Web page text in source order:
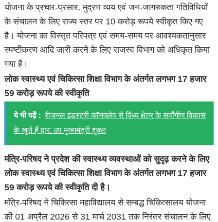
योजना के प्रचार-प्रसार, मुद्रण व्यय एवं जन-जागरुकता गतिविधियों
के संचालन के लिए राज्य स्तर पर 10 करोड़ रूपये स्वीकृत किए गए
है। योजना का विस्तृत परिपत्र एवं समय-समय पर आवश्यकतानुसार
स्पष्टीकरण आदि जारी करने के लिए राजस्व विभाग को अधिकृत किया
गया है।
लोक स्वास्थ्य एवं चिकित्सा शिक्षा विभाग के अंतर्गत लगभग 17 हजार
59 करोड़ रूपये की स्वीकृति
ये भी पढ़ें : रीजनल इंडस्ट्री कॉनक्लेव से विंध्य क्षेत्र के सर्वांगीण विकास
के खुले हैं द्वार: उप मुख्यमंत्री शुक्ल
मंत्रि-परिषद ने प्रदेश की स्वास्थ्य व्यवस्थाओं को सुदृढ़ करने के लिए
लोक स्वास्थ्य एवं चिकित्सा शिक्षा विभाग के अंतर्गत लगभग 17 हजार
59 करोड़ रूपये की स्वीकृति दी है।
मंत्रि-परिषद ने चिकित्सा महाविद्यालय से सम्बद्ध चिकित्सालय योजना
की 01 अप्रैल 2026 से 31 मार्च 2031 तक निरंतर संचालन के लिए